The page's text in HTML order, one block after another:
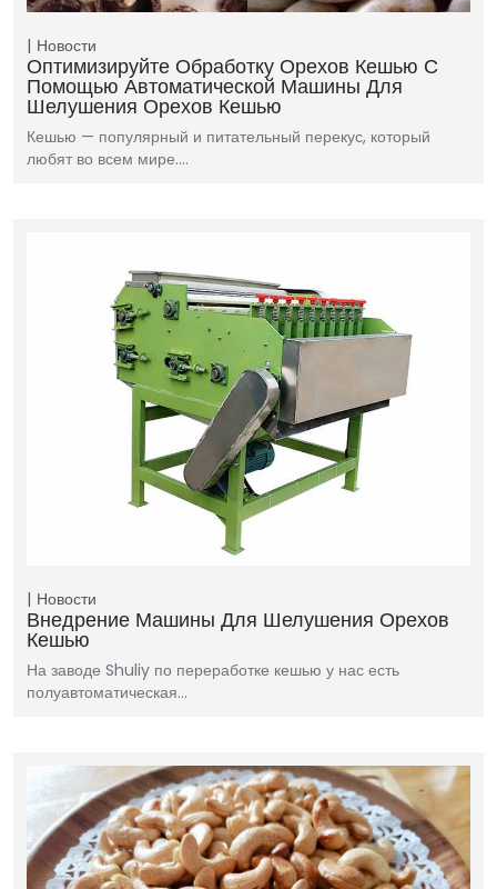
Новости
Оптимизируйте Обработку Орехов Кешью С
Помощью Автоматической Машины Для
Шелушения Орехов Кешью
Кешью — популярный и питательный перекус, который
любят во всем мире.…
Новости
Внедрение Машины Для Шелушения Орехов
Кешью
На заводе Shuliy по переработке кешью у нас есть
полуавтоматическая…